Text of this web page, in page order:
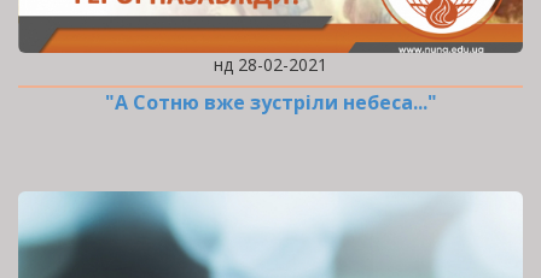
нд 28-02-2021
"А Сотню вже зустріли небеса..."